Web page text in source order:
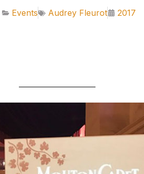
Events Audrey Fleurot 2017